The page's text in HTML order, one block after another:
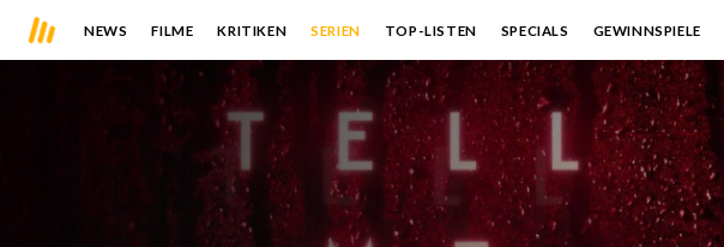
NEWS FILME KRITIKEN SERIEN TOP-LISTEN SPECIALS GEWINNSPIELE